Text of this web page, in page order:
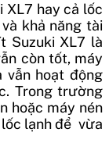
XL7 hay cả lốc
khả năng tài
Suzuki XL7 là
còn tốt, máy
vẫn hoạt động
Trong trường
hoặc máy nén
lạnh để vừa